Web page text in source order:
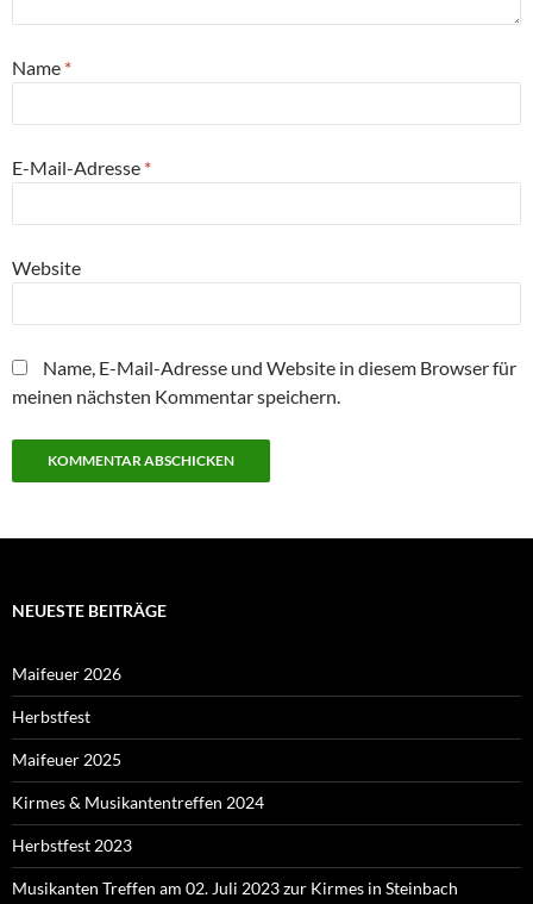
Name *
E-Mail-Adresse *
Website
Name, E-Mail-Adresse und Website in diesem Browser für
meinen nächsten Kommentar speichern.
NEUESTE BEITRÄGE
Maifeuer 2026
Herbstfest
Maifeuer 2025
Kirmes & Musikantentreffen 2024
Herbstfest 2023
Musikanten Treffen am 02. Juli 2023 zur Kirmes in Steinbach